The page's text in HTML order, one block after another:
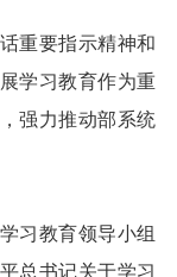
重要指示精神和
学习教育作为重
强力推动部系统
习教育领导小组
总书记关于学习